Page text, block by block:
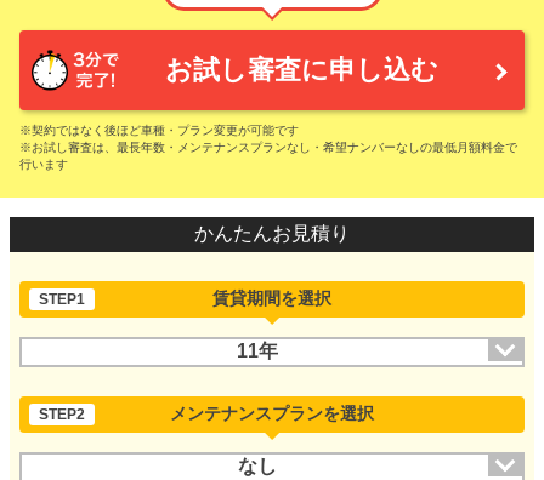
お試し審査に申し込む
※契約ではなく後ほど車種・プラン変更が可能です
※お試し審査は、最長年数・メンテナンスプランなし・希望ナンバーなしの最低月額料金で
行います
かんたんお見積り
STEP1 賃貸期間を選択
11年
STEP2 メンテナンスプランを選択
なし